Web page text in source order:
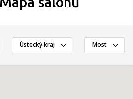
Ústecký kraj Most